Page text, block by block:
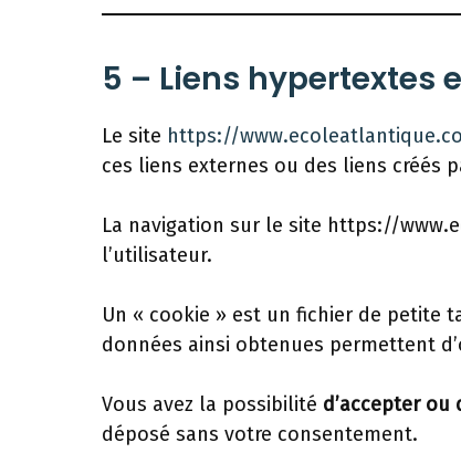
5 – Liens hypertextes
Le site https://
ces liens externes ou des liens créés
La navigation sur le site https://
l’utilisateur.
Un « cookie » est un fichier de petite
données ainsi obtenues permettent
Vous avez la possibilité d’accepter ou
déposé sans votre consentement.